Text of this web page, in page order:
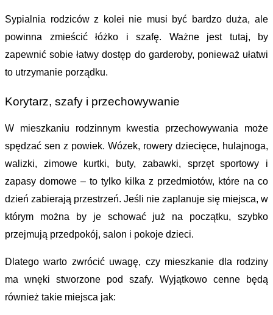
Sypialnia rodziców z kolei nie musi być bardzo duża, ale
powinna zmieścić łóżko i szafę. Ważne jest tutaj, by
zapewnić sobie łatwy dostęp do garderoby, ponieważ ułatwi
to utrzymanie porządku.
Korytarz, szafy i przechowywanie
W mieszkaniu rodzinnym kwestia przechowywania może
spędzać sen z powiek. Wózek, rowery dziecięce, hulajnoga,
walizki, zimowe kurtki, buty, zabawki, sprzęt sportowy i
zapasy domowe – to tylko kilka z przedmiotów, które na co
dzień zabierają przestrzeń. Jeśli nie zaplanuje się miejsca, w
którym można by je schować już na początku, szybko
przejmują przedpokój, salon i pokoje dzieci.
Dlatego warto zwrócić uwagę, czy mieszkanie dla rodziny
ma wnęki stworzone pod szafy. Wyjątkowo cenne będą
również takie miejsca jak: